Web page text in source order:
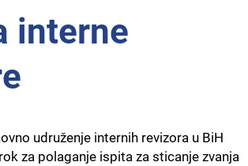
interne
udruženje internih revizora u BiH
za polaganje ispita za sticanje zvanja